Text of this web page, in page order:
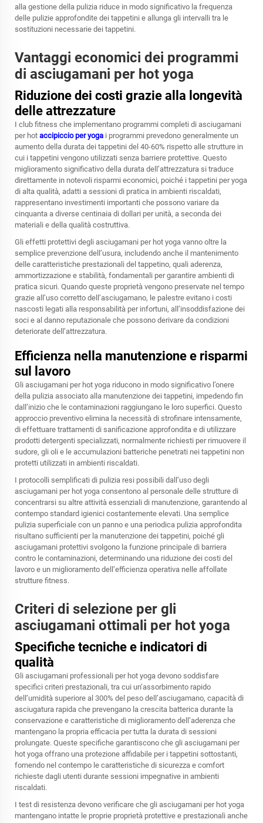
alla gestione della pulizia riduce in modo significativo la frequenza
delle pulizie approfondite dei tappetini e allunga gli intervalli tra le
sostituzioni necessarie dei tappetini.
Vantaggi economici dei programmi
di asciugamani per hot yoga
Riduzione dei costi grazie alla longevità
delle attrezzature
I club fitness che implementano programmi completi di asciugamani
per hot accipiccio per yoga i programmi prevedono generalmente un
aumento della durata dei tappetini del 40-60% rispetto alle strutture in
cui i tappetini vengono utilizzati senza barriere protettive. Questo
miglioramento significativo della durata dell’attrezzatura si traduce
direttamente in notevoli risparmi economici, poiché i tappetini per yoga
di alta qualità, adatti a sessioni di pratica in ambienti riscaldati,
rappresentano investimenti importanti che possono variare da
cinquanta a diverse centinaia di dollari per unità, a seconda dei
materiali e della qualità costruttiva.
Gli effetti protettivi degli asciugamani per hot yoga vanno oltre la
semplice prevenzione dell’usura, includendo anche il mantenimento
delle caratteristiche prestazionali del tappetino, quali aderenza,
ammortizzazione e stabilità, fondamentali per garantire ambienti di
pratica sicuri. Quando queste proprietà vengono preservate nel tempo
grazie all’uso corretto dell’asciugamano, le palestre evitano i costi
nascosti legati alla responsabilità per infortuni, all’insoddisfazione dei
soci e al danno reputazionale che possono derivare da condizioni
deteriorate dell’attrezzatura.
Efficienza nella manutenzione e risparmi
sul lavoro
Gli asciugamani per hot yoga riducono in modo significativo l’onere
della pulizia associato alla manutenzione dei tappetini, impedendo fin
dall’inizio che le contaminazioni raggiungano le loro superfici. Questo
approccio preventivo elimina la necessità di strofinare intensamente,
di effettuare trattamenti di sanificazione approfondita e di utilizzare
prodotti detergenti specializzati, normalmente richiesti per rimuovere il
sudore, gli oli e le accumulazioni batteriche penetrati nei tappetini non
protetti utilizzati in ambienti riscaldati.
I protocolli semplificati di pulizia resi possibili dall’uso degli
asciugamani per hot yoga consentono al personale delle strutture di
concentrarsi su altre attività essenziali di manutenzione, garantendo al
contempo standard igienici costantemente elevati. Una semplice
pulizia superficiale con un panno e una periodica pulizia approfondita
risultano sufficienti per la manutenzione dei tappetini, poiché gli
asciugamani protettivi svolgono la funzione principale di barriera
contro le contaminazioni, determinando una riduzione dei costi del
lavoro e un miglioramento dell’efficienza operativa nelle affollate
strutture fitness.
Criteri di selezione per gli
asciugamani ottimali per hot yoga
Specifiche tecniche e indicatori di
qualità
Gli asciugamani professionali per hot yoga devono soddisfare
specifici criteri prestazionali, tra cui un’assorbimento rapido
dell’umidità superiore al 300% del peso dell’asciugamano, capacità di
asciugatura rapida che prevengano la crescita batterica durante la
conservazione e caratteristiche di miglioramento dell’aderenza che
mantengano la propria efficacia per tutta la durata di sessioni
prolungate. Queste specifiche garantiscono che gli asciugamani per
hot yoga offrano una protezione affidabile per i tappetini sottostanti,
fornendo nel contempo le caratteristiche di sicurezza e comfort
richieste dagli utenti durante sessioni impegnative in ambienti
riscaldati.
I test di resistenza devono verificare che gli asciugamani per hot yoga
mantengano intatte le proprie proprietà protettive e prestazionali anche